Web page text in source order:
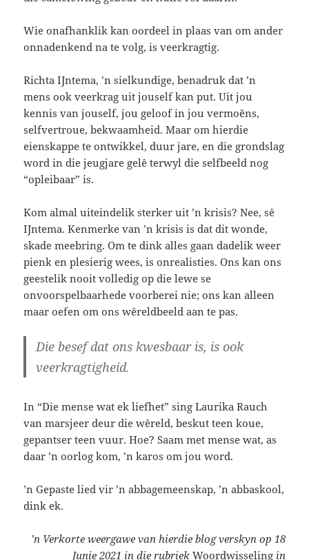
Wie onafhanklik kan oordeel in plaas van om ander
onnadenkend na te volg, is veerkragtig.
Richta IJntema, ’n sielkundige, benadruk dat ’n
mens ook veerkrag uit jouself kan put. Uit jou
kennis van jouself, jou geloof in jou vermoëns,
selfvertroue, bekwaamheid. Maar om hierdie
eienskappe te ontwikkel, duur jare, en die grondslag
word in die jeugjare gelê terwyl die selfbeeld nog
“opleibaar” is.
Kom almal uiteindelik sterker uit ’n krisis? Nee, sê
IJntema. Kenmerke van ’n krisis is dat dit wonde,
skade meebring. Om te dink alles gaan dadelik weer
pienk en plesierig wees, is onrealisties. Ons kan ons
geestelik nooit volledig op die lewe se
onvoorspelbaarhede voorberei nie; ons kan alleen
maar oefen om ons wêreldbeeld aan te pas.
Die besef dat ons kwesbaar is, is ook
veerkragtigheid.
In “Die mense wat ek liefhet” sing Laurika Rauch
van marsjeer deur die wêreld, beskut teen koue,
gepantser teen vuur. Hoe? Saam met mense wat, as
daar ’n oorlog kom, ’n karos om jou word.
’n Gepaste lied vir ’n abbagemeenskap, ’n abbaskool,
dink ek.
’n Verkorte weergawe van hierdie blog verskyn op 18
Junie 2021 in die rubriek Woordwisselingin